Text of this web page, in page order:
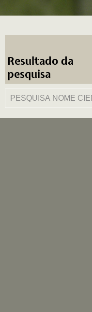
Resultado da
pesquisa